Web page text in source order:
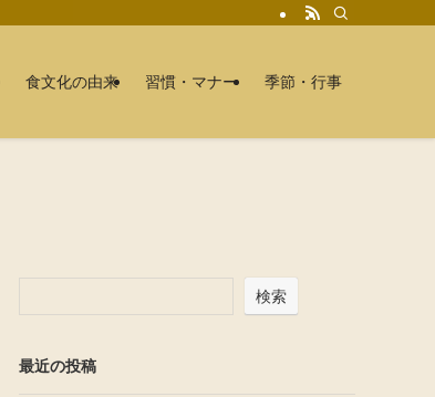
食文化の由来 習慣・マナー 季節・行事
検索
最近の投稿